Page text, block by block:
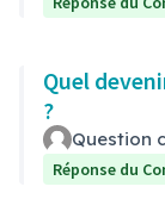
Quel
?
Question
Réponse du